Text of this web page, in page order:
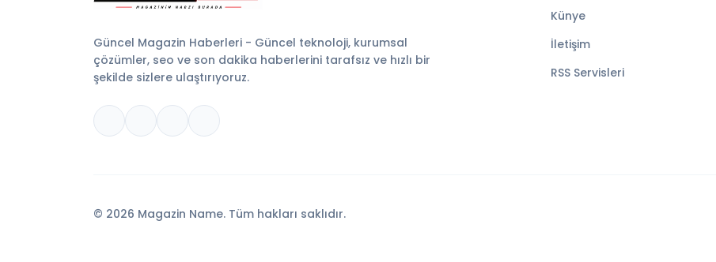
Güncel Magazin Haberleri - Güncel teknoloji, kurumsal
çözümler, seo ve son dakika haberlerini tarafsız ve hızlı bir
şekilde sizlere ulaştırıyoruz.
Künye
İletişim
RSS Servisleri
© 2026 Magazin Name. Tüm hakları saklıdır.